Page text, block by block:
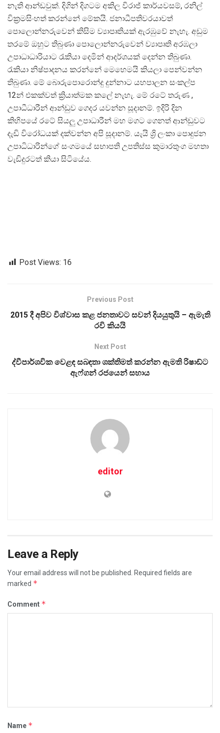
නැති ආන්ඩවුක්. දිගින් දිගටම අකිල විරාජ් කාර්යවසම්, රනිල්
වික්‍රමසිංහත් කරන්නේ මේකයි. ජනාධීපතිවරයාවත්
පොලොන්නරුවෙන් කිසිම ව්‍යාපෘතියක් ඇරඹුවේ නැහැ. අඩුම
තරමේ ඔහුට තිබුණා පොලොන්නරුවෙන් ව්‍යාපෘති අරඹලා
උපාධාධාරියාට රැකියා දෙමින් ආදර්ශයක් දෙන්න තිබුණා.
රැකියා නිෂ්පාදනය කරන්නේ මෙහෙමයි කියලා පෙන්වන්න
තිබුණා. මේ බොරුපොරොන්දු දුන්නාට යහපාලන සංකල්ප
12න් එකක්වත් ක්‍රියාත්මක කලේ නැහැ. මේ රටේ තරුණ ,
උපාධීධාරීන් ආන්ඩුව ගෙදර යවන්න සූදානම්. ඉදිරි දින
කිහිපයේ රටේ සියලු උපාධාරීන් මහ මගට ගෙනත් ආන්ඩුවට
දැඩි විරෝධයක් දක්වන්න අපි සූදානම්. යැයි ශ්‍රි ලංකා ‌පොදුජන
උපාධිධාරින්ගේ සංගමයේ සභාපති උපතිස්ස කුමාරතුංග මහතා
වැඩිදුරටත් කියා සිටියේය.
Post Views: 16
Previous Post
2015 දී අපිව විශ්වාස කළ ජනතාවට සවන් දියයුතුයි – ඇමැති
රවි කියයි
Next Post
ද්වීපාර්ශවික වෙළඳ සබඳතා ශක්තිමත් කරන්න ඇමති රිෂාඩ්ට
ඇෆ්ගන් රජයෙන් සහාය
editor
Leave a Reply
Your email address will not be published.
Required fields are
marked *
Comment *
Name *